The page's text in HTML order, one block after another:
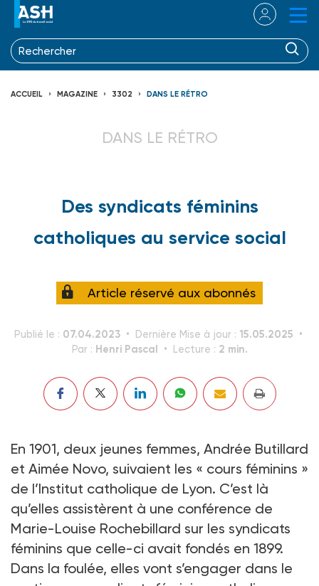
ACCUEIL MAGAZINE 3302 DANS LE RÉTRO
DANS LE RÉTRO
Des syndicats féminins
catholiques au service social
Article réservé aux abonnés
Publié le : 07.04.2023 Dernière Mise à jour : 15.05.2025
Par : Henri Pascal Lecture : 2 min.
En 1901, deux jeunes femmes, André­e Butillard
et Aimée Novo, suivaient les « cours féminins »
de l’Institut catholique de Lyon. C’est là
qu’elles assistèrent à une conférence de
Marie-Louise Rochebillard sur les syndicats
féminins que celle-ci avait fondés en 1899.
Dans la foulée, elles vont s’engager dans le